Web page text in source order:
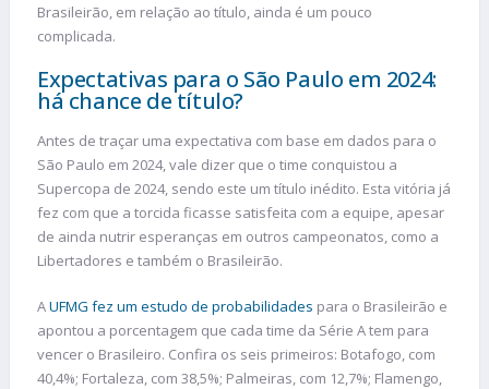
Brasileirão, em relação ao título, ainda é um pouco
complicada.
Expectativas para o São Paulo em 2024:
há chance de título?
Antes de traçar uma expectativa com base em dados para o
São Paulo em 2024, vale dizer que o time conquistou a
Supercopa de 2024, sendo este um título inédito. Esta vitória já
fez com que a torcida ficasse satisfeita com a equipe, apesar
de ainda nutrir esperanças em outros campeonatos, como a
Libertadores e também o Brasileirão.
AUFMG fez um estudo de probabilidades para o Brasileirão e
apontou a porcentagem que cada time da Série A tem para
vencer o Brasileiro. Confira os seis primeiros: Botafogo, com
40,4%; Fortaleza, com 38,5%; Palmeiras, com 12,7%; Flamengo,